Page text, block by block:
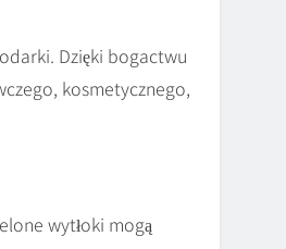
Dzięki bogactwu
kosmetycznego,
wytłoki mogą